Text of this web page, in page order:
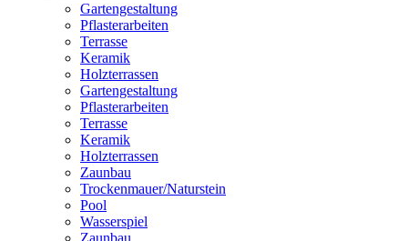
Gartengestaltung
Pflasterarbeiten
Terrasse
Keramik
Holzterrassen
Gartengestaltung
Pflasterarbeiten
Terrasse
Keramik
Holzterrassen
Zaunbau
Trockenmauer/Naturstein
Pool
Wasserspiel